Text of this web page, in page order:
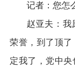
记者：您怎
赵亚夫：我
荣誉，到了顶
定我了，党中